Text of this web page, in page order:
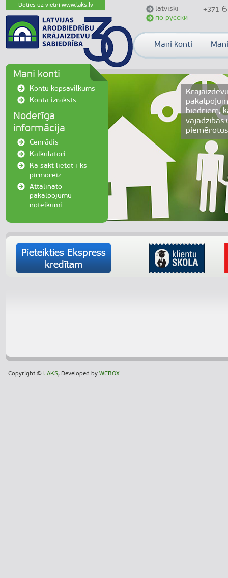
+371
latviski
по русски
Doties uz vietni www.laks.lv
Mani konti
Mani konti
Kontu kopsavilkums
Konta izraksts
Noderīga
informācija
Cenrādis
Kalkulatori
Kā sākt lietot i-ks
pirmoreiz
Attālināto
pakalpojumu
noteikumi
biedriem,
vajadzības
Copyright © LAKS, Developed by WEBOX